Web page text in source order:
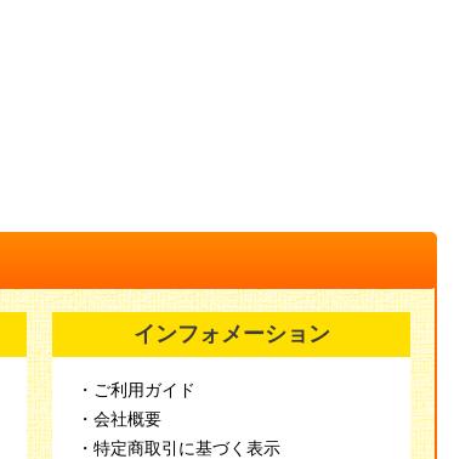
インフォメーション
・ご利用ガイド
・会社概要
・特定商取引に基づく表示